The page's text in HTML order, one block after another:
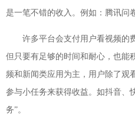
是一笔不错的收入。例如：腾讯问
许多平台会支付用户看视频的
但只要有足够的时间和耐心，也能
频和新闻类应用为主，用户除了观
参与小任务来获得收益。如抖音、
务”。